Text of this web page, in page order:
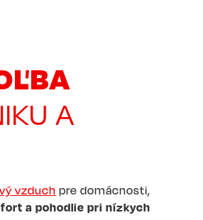
A
vzduch pre domácnosti,
a pohodlie pri nízkych